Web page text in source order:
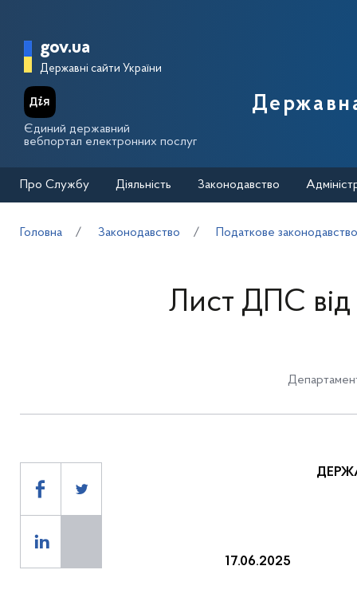
Головна сторінка Державної
gov.ua
Державні сайти України
Єдиний державний
вебпортал електронних послуг
Про Службу Діяльність Законодавство
Головна Законодавство Податкове законодавство
Лист ДПС